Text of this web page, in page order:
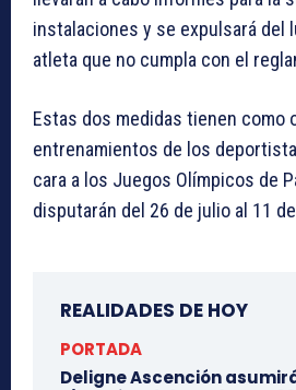
instalaciones y se expulsará del
atleta que no cumpla con el
Estas dos medidas tienen como
entrenamientos de los
cara a los Juegos Olímpicos de
disputarán del 26 de julio al 11
REALIDADES DE HOY
PORTADA
Deligne Ascención